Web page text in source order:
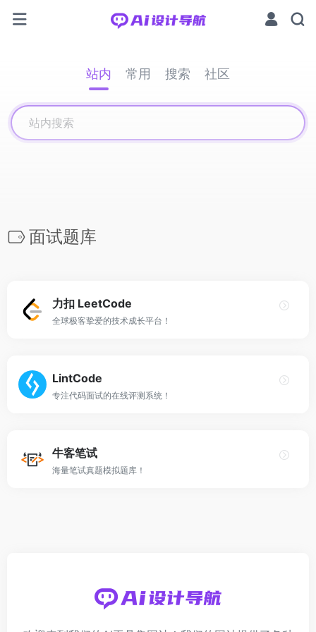
站内 常用 搜索 社区
面试题库
力扣 LeetCode
全球极客挚爱的技术成长平台！
LintCode
专注代码面试的在线评测系统！
牛客笔试
海量笔试真题模拟题库！